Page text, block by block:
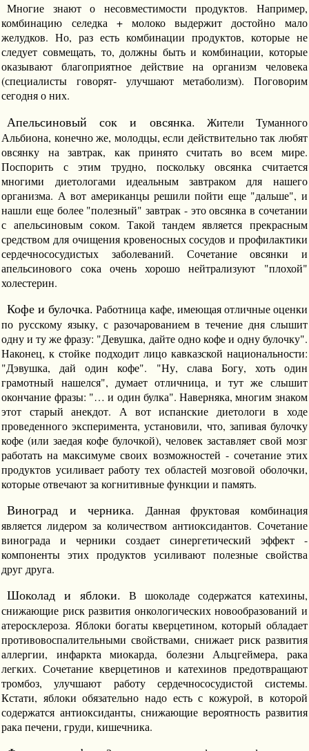
Многие знают о несовместимости продуктов. Например,
комбинацию селедка + молоко выдержит достойно мало
желудков. Но, раз есть комбинации продуктов, которые не
следует совмещать, то, должны быть и комбинации, которые
оказывают благоприятное действие на организм человека
(специалисты говорят- улучшают метаболизм). Поговорим
сегодня о них.
Апельсиновый сок и овсянка. Жители Туманного
Альбиона, конечно же, молодцы, если действительно так любят
овсянку на завтрак, как принято считать во всем мире.
Поспорить с этим трудно, поскольку овсянка считается
многими диетологами идеальным завтраком для нашего
организма. А вот американцы решили пойти еще "дальше", и
нашли еще более "полезный" завтрак - это овсянка в сочетании
с апельсиновым соком. Такой тандем является прекрасным
средством для очищения кровеносных сосудов и профилактики
сердечнососудистых заболеваний. Сочетание овсянки и
апельсинового сока очень хорошо нейтрализуют "плохой"
холестерин.
Кофе и булочка. Работница кафе, имеющая отличные оценки
по русскому языку, с разочарованием в течение дня слышит
одну и ту же фразу: "Девушка, дайте одно кофе и одну булочку".
Наконец, к стойке подходит лицо кавказской национальности:
"Дэвушка, дай один кофе". "Ну, слава Богу, хоть один
грамотный нашелся", думает отличница, и тут же слышит
окончание фразы: "… и один булка". Наверняка, многим знаком
этот старый анекдот. А вот испанские диетологи в ходе
проведенного эксперимента, установили, что, запивая булочку
кофе (или заедая кофе булочкой), человек заставляет свой мозг
работать на максимуме своих возможностей - сочетание этих
продуктов усиливает работу тех областей мозговой оболочки,
которые отвечают за когнитивные функции и память.
Виноград и черника.
Данная фруктовая комбинация
является лидером за количеством антиоксидантов. Сочетание
винограда и черники создает синергетический эффект -
компоненты этих продуктов усиливают полезные свойства
друг друга.
Шоколад и яблоки.
В шоколаде содержатся катехины,
снижающие риск развития онкологических новообразований и
атеросклероза. Яблоки богаты кверцетином, который обладает
противовоспалительными свойствами, снижает риск развития
аллергии, инфаркта миокарда, болезни Альцгеймера, рака
легких. Сочетание кверцетинов и катехинов предотвращают
тромбоз, улучшают работу сердечнососудистой системы.
Кстати, яблоки обязательно надо есть с кожурой, в которой
содержатся антиоксиданты, снижающие вероятность развития
рака печени, груди, кишечника.